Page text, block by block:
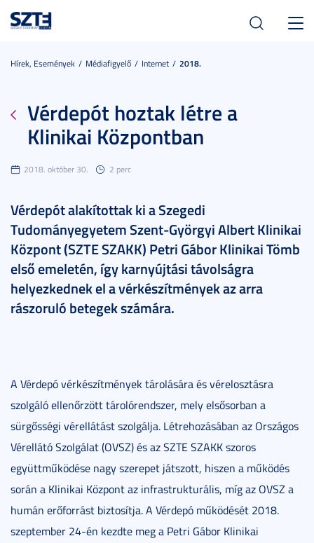
Hírek, Események Médiafigyelő Internet 2018.
Vérdepót hoztak létre a
Klinikai Központban
2018. október 30. 2 perc
Vérdepót alakítottak ki a Szegedi
Tudományegyetem Szent-Györgyi Albert Klinikai
Központ (SZTE SZAKK) Petri Gábor Klinikai Tömb
első emeletén, így karnyújtási távolságra
helyezkednek el a vérkészítmények az arra
rászoruló betegek számára.
A Vérdepó vérkészítmények tárolására és vérelosztásra
szolgáló ellenőrzött tárolórendszer, mely elsősorban a
sürgősségi vérellátást szolgálja. Létrehozásában az Országos
Vérellátó Szolgálat (OVSZ) és az SZTE SZAKK szoros
együttműködése nagy szerepet játszott, hiszen a működés
során a Klinikai Központ az infrastrukturális, míg az OVSZ a
humán erőforrást biztosítja. A Vérdepó működését 2018.
szeptember 24-én kezdte meg a Petri Gábor Klinikai